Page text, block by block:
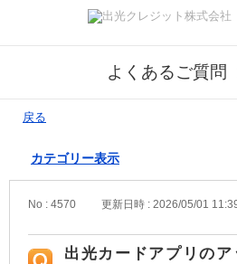
よくあるご質問
戻る
カテゴリー表示
No : 4570 更新日時 : 2026/05/01
出光カードアプリの